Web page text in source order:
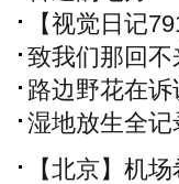
【视觉日记
致我们那回
路边野花在诉
湿地放生全记
【北京】机